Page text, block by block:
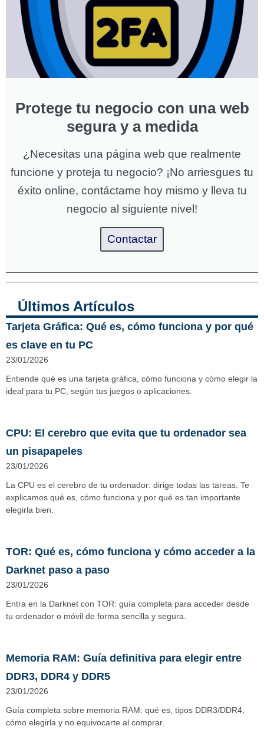
Protege tu negocio con una web
segura y a medida
¿Necesitas una página web que realmente
funcione y proteja tu negocio? ¡No arriesgues tu
éxito online, contáctame hoy mismo y lleva tu
negocio al siguiente nivel!
Contactar
Últimos Artículos
Tarjeta Gráfica: Qué es, cómo funciona y por qué
es clave en tu PC
23/01/2026
Entiende qué es una tarjeta gráfica, cómo funciona y cómo elegir la
ideal para tu PC, según tus juegos o aplicaciones.
CPU: El cerebro que evita que tu ordenador sea
un pisapapeles
23/01/2026
La CPU es el cerebro de tu ordenador: dirige todas las tareas. Te
explicamos qué es, cómo funciona y por qué es tan importante
elegirla bien.
TOR: Qué es, cómo funciona y cómo acceder a la
Darknet paso a paso
23/01/2026
Entra en la Darknet con TOR: guía completa para acceder desde
tu ordenador o móvil de forma sencilla y segura.
Memoria RAM: Guía definitiva para elegir entre
DDR3, DDR4 y DDR5
23/01/2026
Guía completa sobre memoria RAM: qué es, tipos DDR3/DDR4,
cómo elegirla y no equivocarte al comprar.